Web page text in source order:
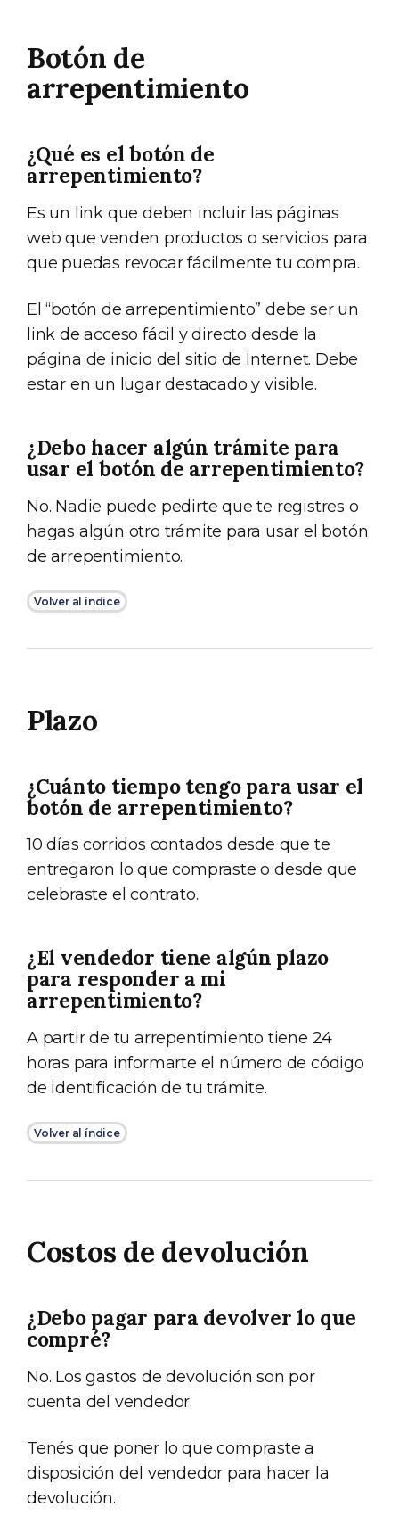
Botón de
arrepentimiento
¿Qué es el botón de
arrepentimiento?
Es un link que deben incluir las páginas
web que venden productos o servicios para
que puedas revocar fácilmente tu compra.
El “botón de arrepentimiento” debe ser un
link de acceso fácil y directo desde la
página de inicio del sitio de Internet. Debe
estar en un lugar destacado y visible.
¿Debo hacer algún trámite para
usar el botón de arrepentimiento?
No. Nadie puede pedirte que te registres o
hagas algún otro trámite para usar el botón
de arrepentimiento.
Volver al índice
Plazo
¿Cuánto tiempo tengo para usar el
botón de arrepentimiento?
10 días corridos contados desde que te
entregaron lo que compraste o desde que
celebraste el contrato.
¿El vendedor tiene algún plazo
para responder a mi
arrepentimiento?
A partir de tu arrepentimiento tiene 24
horas para informarte el número de código
de identificación de tu trámite.
Volver al índice
Costos de devolución
¿Debo pagar para devolver lo que
compré?
No. Los gastos de devolución son por
cuenta del vendedor.
Tenés que poner lo que compraste a
disposición del vendedor para hacer la
devolución.